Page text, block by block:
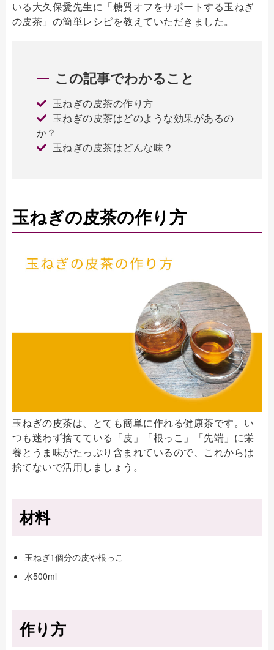
いる大久保愛先生に「糖質オフをサポートする玉ねぎ
の皮茶」の簡単レシピを教えていただきました。
この記事でわかること
玉ねぎの皮茶の作り方
玉ねぎの皮茶はどのような効果があるの
か？
玉ねぎの皮茶はどんな味？
玉ねぎの皮茶の作り方
玉ねぎの皮茶は、とても簡単に作れる健康茶です。い
つも迷わず捨てている「皮」「根っこ」「先端」に栄
養とうま味がたっぷり含まれているので、これからは
捨てないで活用しましょう。
材料
玉ねぎ1個分の皮や根っこ
水500ml
作り方